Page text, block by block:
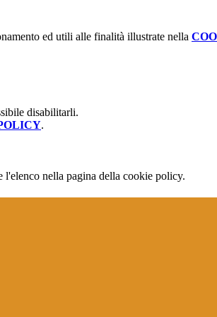
ed utili alle finalità illustrate nella
disabilitarli.
.
l'elenco nella pagina della cookie policy.